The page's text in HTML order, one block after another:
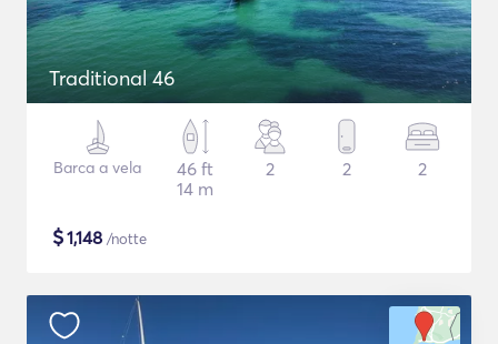
Traditional 46
Barca a vela
46 ft
14 m
2 2 2
$1,148 /notte